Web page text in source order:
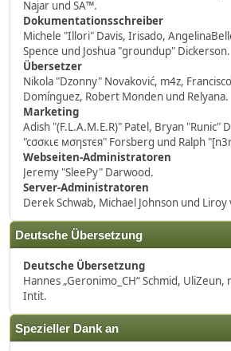
Najar und SA™.
Dokumentationsschreiber
Michele "Illori" Davis, Irisado,
Spence und Joshua "groundup" Dickerson.
Übersetzer
Nikola "Dzonny" Novaković, m4z,
Domínguez, Robert Monden und Relyana.
Marketing
Adish "(F.L.A.M.E.R)" Patel, Bryan "Runic"
"cσσкιє мσηѕтєя" Forsberg und Ralph
Webseiten-Administratoren
Jeremy "SleePy" Darwood.
Server-Administratoren
Derek Schwab, Michael Johnson und Liroy
Deutsche Übersetzung
Deutsche Übersetzung
Hannes „Geronimo_CH“ Schmid,
Intit.
Spezieller Dank an